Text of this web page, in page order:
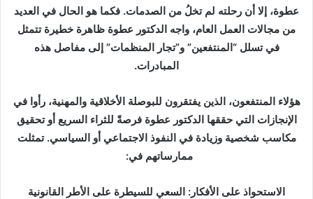
عطوة، إلا أن رحلته لم تخلُ من الصدمات. فكما هو الحال في العديد
من مجالات العمل العام، واجه الدكتور عطوة ظاهرة خطيرة تتمثل
في تسلل “المنتفعين” و”تجار المنظمات” إلى مفاصل هذه
المبادرات.
هؤلاء المنتفعون، الذين يفتقرون للبوصلة الأخلاقية والمهنية، رأوا في
الإنجازات التي حققها الدكتور عطوة فرصةً للثراء السريع أو تحقيق
مكاسب شخصية وزيادة في النفوذ الاجتماعي أو السياسي. تمثلت
ممارساتهم في:
الاستحواذ على الأفكار: السعي للسيطرة على الأطر القانونية